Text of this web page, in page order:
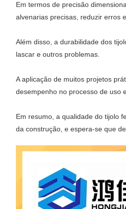
Em termos de precisão
alvenarias precisas, reduzir erros
Além disso, a durabilidade dos
lascar e outros problemas.
A aplicação de muitos projetos
desempenho no processo de uso
Em resumo, a qualidade do tijolo
da construção, e espera-se que